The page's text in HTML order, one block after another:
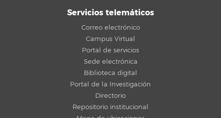
Servicios telemáticos
Correo electrónico
Campus Virtual
Portal de servicios
Sede electrónica
Biblioteca digital
Portal de la Investigación
Directorio
Repositorio institucional